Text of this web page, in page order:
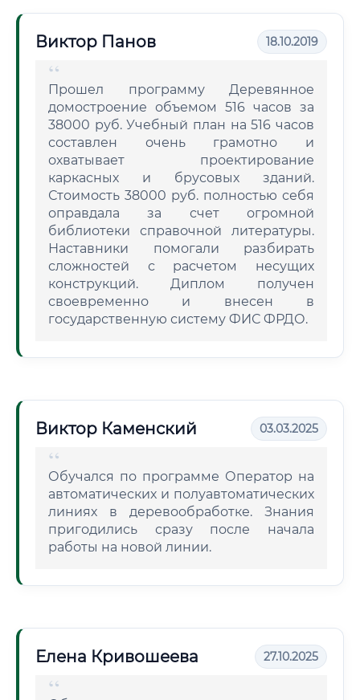
Виктор Панов 18.10.2019
Прошел программу Деревянное
домостроение объемом 516 часов за
38000 руб. Учебный план на 516 часов
составлен очень грамотно и
охватывает проектирование
каркасных и брусовых зданий.
Стоимость 38000 руб. полностью себя
оправдала за счет огромной
библиотеки справочной литературы.
Наставники помогали разбирать
сложностей с расчетом несущих
конструкций. Диплом получен
своевременно и внесен в
государственную систему ФИС ФРДО.
Виктор Каменский 03.03.2025
Обучался по программе Оператор на
автоматических и полуавтоматических
линиях в деревообработке. Знания
пригодились сразу после начала
работы на новой линии.
Елена Кривошеева 27.10.2025